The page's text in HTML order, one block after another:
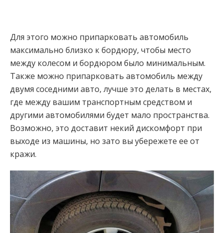
Для этого можно припарковать автомобиль
максимально близко к бордюру, чтобы место
между колесом и бордюром было минимальным.
Также можно припарковать автомобиль между
двумя соседними авто, лучше это делать в местах,
где между вашим транспортным средством и
другими автомобилями будет мало пространства.
Возможно, это доставит некий дискомфорт при
выходе из машины, но зато вы убережете ее от
кражи.